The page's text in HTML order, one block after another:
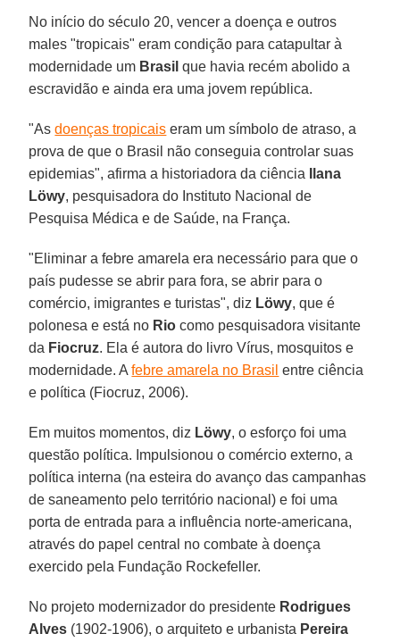
No início do século 20, vencer a doença e outros
males "tropicais" eram condição para catapultar à
modernidade um Brasil que havia recém abolido a
escravidão e ainda era uma jovem república.
"Asdoenças tropicais eram um símbolo de atraso, a
prova de que o Brasil não conseguia controlar suas
epidemias", afirma a historiadora da ciência
Ilana
Löwy, pesquisadora do Instituto Nacional de
Pesquisa Médica e de Saúde, na França.
"Eliminar a febre amarela era necessário para que o
país pudesse se abrir para fora, se abrir para o
comércio, imigrantes e turistas", diz Löwy, que é
polonesa e está no Rio como pesquisadora visitante
da Fiocruz. Ela é autora do livro Vírus, mosquitos e
modernidade. Afebre amarela no Brasil entre ciência
e política (Fiocruz, 2006).
Em muitos momentos, diz Löwy, o esforço foi uma
questão política. Impulsionou o comércio externo, a
política interna (na esteira do avanço das campanhas
de saneamento pelo território nacional) e foi uma
porta de entrada para a influência norte-americana,
através do papel central no combate à doença
exercido pela Fundação Rockefeller.
No projeto modernizador do presidente Rodrigues
Alves (1902-1906), o arquiteto e urbanista Pereira